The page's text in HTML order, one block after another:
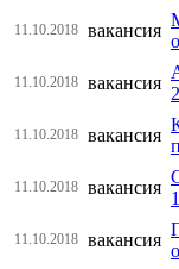
11.10.2018 вакансия
11.10.2018 вакансия
11.10.2018 вакансия
11.10.2018 вакансия
11.10.2018 вакансия